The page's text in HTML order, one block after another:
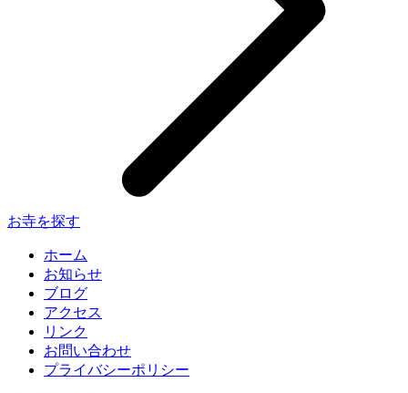
お寺を探す
ホーム
お知らせ
ブログ
アクセス
リンク
お問い合わせ
プライバシーポリシー